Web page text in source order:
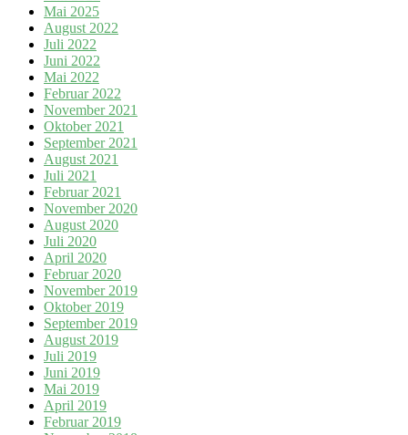
Mai 2025
August 2022
Juli 2022
Juni 2022
Mai 2022
Februar 2022
November 2021
Oktober 2021
September 2021
August 2021
Juli 2021
Februar 2021
November 2020
August 2020
Juli 2020
April 2020
Februar 2020
November 2019
Oktober 2019
September 2019
August 2019
Juli 2019
Juni 2019
Mai 2019
April 2019
Februar 2019